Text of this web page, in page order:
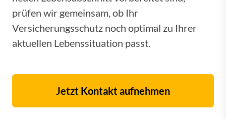
prüfen wir gemeinsam, ob Ihr
Versicherungsschutz noch optimal zu Ihrer
aktuellen Lebenssituation passt.
Jetzt Kontakt aufnehmen